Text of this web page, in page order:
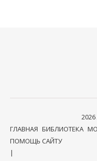
ГЛАВНАЯ БИБЛИОТЕКА
ПОМОЩЬ САЙТУ